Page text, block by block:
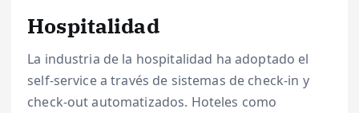
Hospitalidad
La industria de la hospitalidad ha adoptado el
self-service a través de sistemas de check-in y
check-out automatizados. Hoteles como